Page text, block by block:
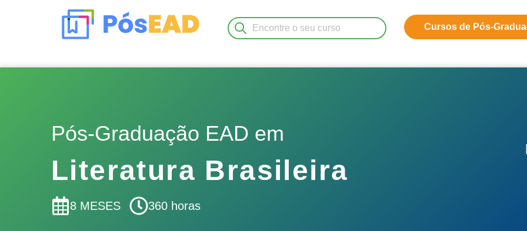
Cursos de Pós-
Pós-Graduação EAD em
Literatura Brasileira
8 MESES 360 horas